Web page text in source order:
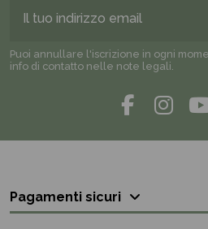
Puoi annullare l'iscrizione in ogni
info di contatto nelle note legali.
Pagamenti sicuri